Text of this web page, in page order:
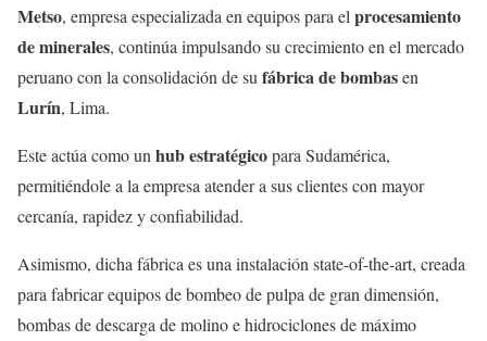
Metso, empresa especializada en equipos para el procesamiento
de minerales, continúa impulsando su crecimiento en el mercado
peruano con la consolidación de su fábrica de bombasen
Lurín, Lima.
Este actúa como un hubestratégicopara Sudamérica,
permitiéndole a la empresa atender a sus clientes con mayor
cercanía, rapidez y confiabilidad.
Asimismo, dicha fábrica es una instalación state-of-the-art, creada
para fabricar equipos de bombeo de pulpa de gran dimensión,
bombas de descarga de molino e hidrociclones de máximo